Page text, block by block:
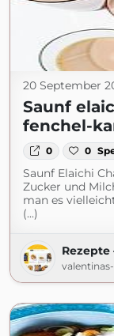
20 September
Saunf
fenchel-
0 0
Saunf Elaichi
Zucker und
man es
(...)
Rezepte